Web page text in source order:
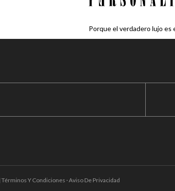
Porque el verdadero lujo es
Y Condiciones · Aviso De Privacidad